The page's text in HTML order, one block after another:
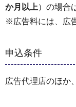
か月以上）の場合
※広告料には、広
申込条件
広告代理店のほか